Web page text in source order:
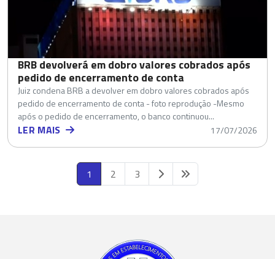
BRB devolverá em dobro valores cobrados após
pedido de encerramento de conta
Juiz condena BRB a devolver em dobro valores cobrados após
pedido de encerramento de conta - foto reprodução -Mesmo
após o pedido de encerramento, o banco continuou...
LER MAIS 17/07/2026
1 2 3